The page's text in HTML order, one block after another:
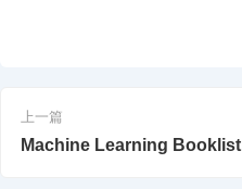
上一篇
Machine Learning Booklist